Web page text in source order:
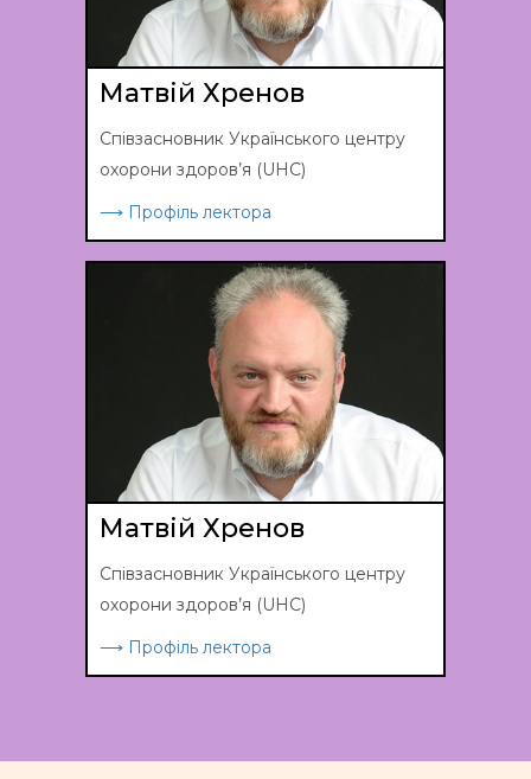
Матвій Хренов
Співзасновник Українського центру
охорони здоров’я (UHC)
⟶ Профіль лектора
Матвій Хренов
Співзасновник Українського центру
охорони здоров’я (UHC)
⟶ Профіль лектора